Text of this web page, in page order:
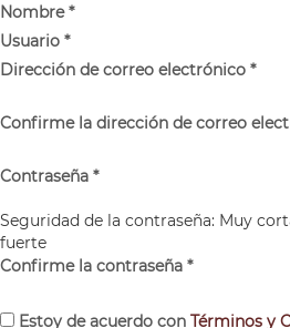
Nombre*
Usuario *
Dirección de correo electrónico *
Confirme la dirección de correo
Contraseña *
Seguridad de la contraseña: Muy
fuerte
Confirme la contraseña *
Estoy de acuerdo con Términos y